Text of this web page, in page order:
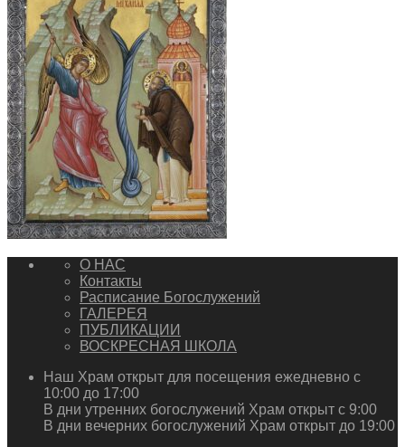
О НАС
Контакты
Расписание Богослужений
ГАЛЕРЕЯ
ПУБЛИКАЦИИ
ВОСКРЕСНАЯ ШКОЛА
Наш Храм открыт для посещения ежедневно с
10:00 до 17:00
В дни утренних богослужений Храм открыт с 9:00
В дни вечерних богослужений Храм открыт до 19:00